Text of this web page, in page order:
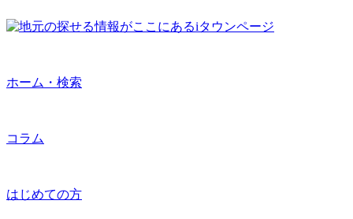
ホーム・検索
コラム
はじめての方